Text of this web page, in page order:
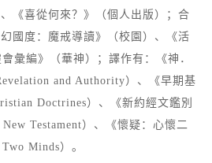
《喜從何來？》（個人出版）；合
國度：魔戒導讀》（校園）、《活
彙編》（華神）；譯作有：《神．
and Authority）、《早期基
Doctrines）、《新約經文鑑別
Testament）、《懷疑：心懷二
Minds）。